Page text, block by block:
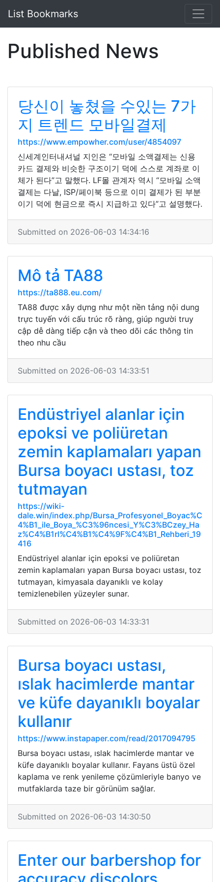
List Bookmarks
Published News
당신이 놓쳤을 수있는 7가
지 트렌드 모바일결제
https://www.empowher.com/user/4854097
신세계인터내셔널 지인은 “모바일 소액결제는 신용
카드 결제와 비슷한 구조이기 덕에 스스로 계좌로 이
체가 된다”고 말했다. LF몰 관계자 역시 “모바일 소액
결제는 다날, ISP/페이북 등으로 이미 결제가 된 부분
이기 덕에 현금으로 즉시 지급하고 있다”고 설명했다.
Submitted on 2026-06-03 14:34:16
Mô tả TA88
https://ta888.eu.com/
TA88 được xây dựng như một nền tảng nội dung
trực tuyến với cấu trúc rõ ràng, giúp người truy
cập dễ dàng tiếp cận và theo dõi các thông tin
theo nhu cầu
Submitted on 2026-06-03 14:33:51
Endüstriyel alanlar için
epoksi ve poliüretan
zemin kaplamaları yapan
Bursa boyacı ustası, toz
tutmayan
https://wiki-
dale.win/index.php/Bursa_Profesyonel_Boyac%C
4%B1_ile_Boya_%C3%96ncesi_Y%C3%BCzey_Ha
z%C4%B1rl%C4%B1%C4%9F%C4%B1_Rehberi_19
416
Endüstriyel alanlar için epoksi ve poliüretan
zemin kaplamaları yapan Bursa boyacı ustası, toz
tutmayan, kimyasala dayanıklı ve kolay
temizlenebilen yüzeyler sunar.
Submitted on 2026-06-03 14:33:31
Bursa boyacı ustası,
ıslak hacimlerde mantar
ve küfe dayanıklı boyalar
kullanır
https://www.instapaper.com/read/2017094795
Bursa boyacı ustası, ıslak hacimlerde mantar ve
küfe dayanıklı boyalar kullanır. Fayans üstü özel
kaplama ve renk yenileme çözümleriyle banyo ve
mutfaklarda taze bir görünüm sağlar.
Submitted on 2026-06-03 14:30:50
Enter our barbershop for